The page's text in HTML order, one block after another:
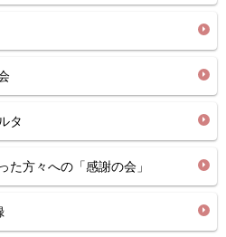
タ
方々への「感謝の会」